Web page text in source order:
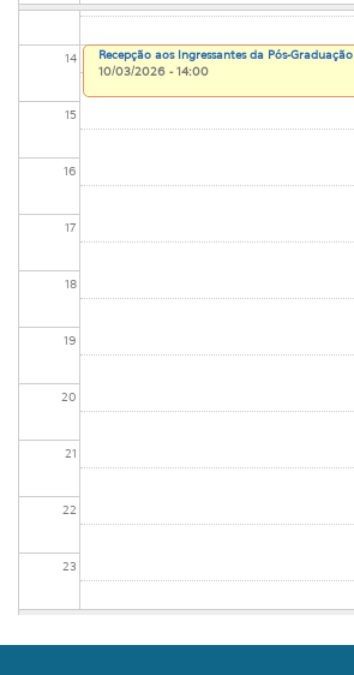
14
15
16
17
18
19
20
21
22
23
Recepção aos Ingressantes da Pós-Graduação
10/03/2026 - 14:00